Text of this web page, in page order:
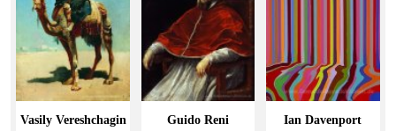
Vasily Vereshchagin Guido Reni Ian Davenport